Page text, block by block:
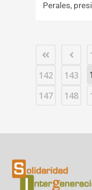
Perales,
142
143
147
148